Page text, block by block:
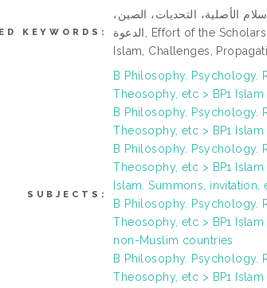
KEYWORDS:
الأصلية، التحديات، الصين،
الدعوة, Effort of the Scholars, Islamic Culture, Noble Origin of
Islam, Challenges,
SUBJECTS:
B Philosophy. Psychology.
Theosophy, etc > BP1 Islam
B Philosophy. Psychology.
Theosophy, etc > BP1
B Philosophy. Psychology.
Theosophy, etc > BP1
Islam. Summons, invitation,
B Philosophy. Psychology.
Theosophy, etc > BP1
non-Muslim countries
B Philosophy. Psychology.
Theosophy, etc > BP1